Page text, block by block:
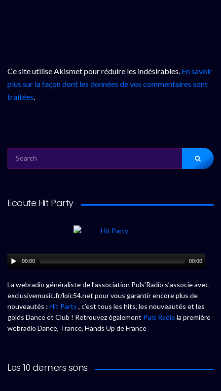
Ce site utilise Akismet pour réduire les indésirables. En savoir
plus sur la façon dont les données de vos commentaires sont
traitées.
FOR:
Ecoute Hit Party
00:00 00:00
La webradio généraliste de l’association Puls’Radio s’associe avec
exclusivemusic.fr/loic54.net pour vous garantir encore plus de
nouveautés : Hit Party, c’est tous les hits, les nouveautés et les
golds Dance et Club ! Retrouvez également Puls’Radio la première
webradio Dance, Trance, Hands Up de France
Les 10 derniers sons